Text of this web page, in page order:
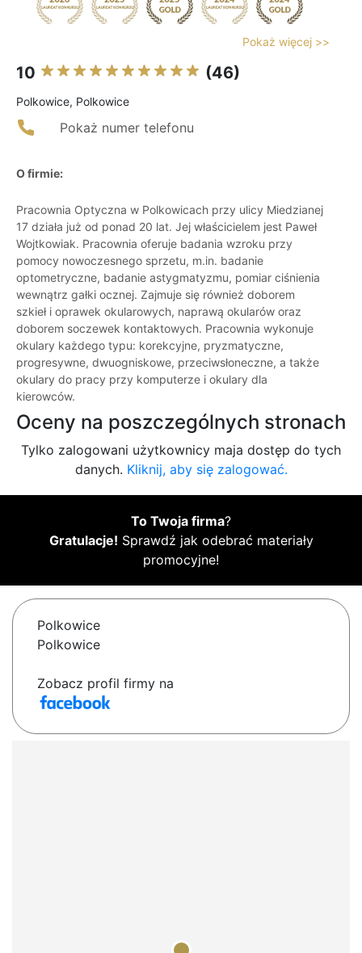
Pokaż więcej >>
10 (46)
Polkowice, Polkowice
Pokaż numer telefonu
O firmie:
Pracownia Optyczna w Polkowicach przy ulicy Miedzianej
17 działa już od ponad 20 lat. Jej właścicielem jest Paweł
Wojtkowiak. Pracownia oferuje badania wzroku przy
pomocy nowoczesnego sprzetu, m.in. badanie
optometryczne, badanie astygmatyzmu, pomiar ciśnienia
wewnątrz gałki ocznej. Zajmuje się również doborem
szkieł i oprawek okularowych, naprawą okularów oraz
doborem soczewek kontaktowych. Pracownia wykonuje
okulary każdego typu: korekcyjne, pryzmatyczne,
progresywne, dwuogniskowe, przeciwsłoneczne, a także
okulary do pracy przy komputerze i okulary dla
kierowców.
Oceny na poszczególnych stronach
Tylko zalogowani użytkownicy maja dostęp do tych
danych. Kliknij, aby się zalogować.
To Twoja firma?
Gratulacje! Sprawdź jak odebrać materiały
promocyjne!
Polkowice
Polkowice
Zobacz profil firmy na